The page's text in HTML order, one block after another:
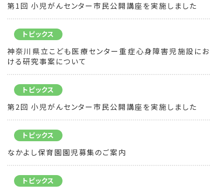
第1回 小児がんセンター市民公開講座を実施しました
トピックス
神奈川県立こども医療センター重症心身障害児施設にお
ける研究事案について
トピックス
第2回 小児がんセンター市民公開講座を実施しました
トピックス
なかよし保育園園児募集のご案内
トピックス